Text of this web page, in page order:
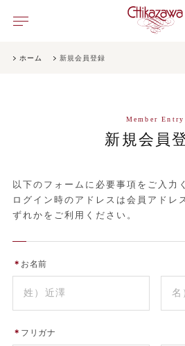
ホーム 新規会員登録
Member Entry
新規会員
以下のフォームに必要事項をご入力
ログイン時のアドレスは会員アドレ
ずれかをご利用ください。
＊ お名前
＊ フリガナ